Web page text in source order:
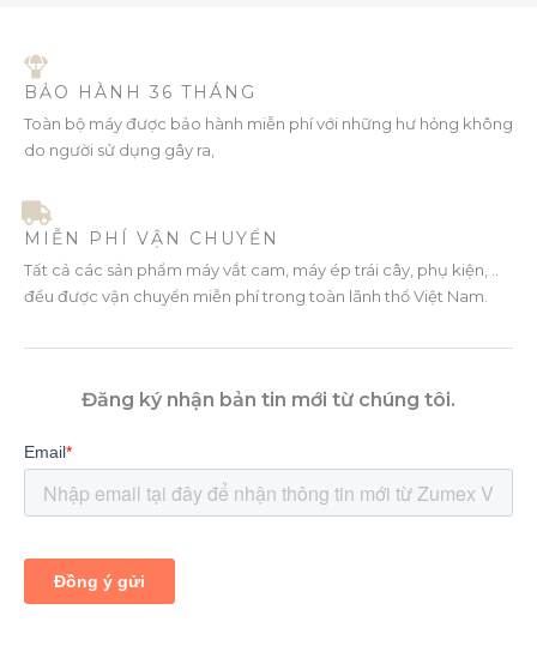
BẢO HÀNH 36 THÁNG
Toàn bộ máy được bảo hành miễn phí với những hư hỏng không
do người sử dụng gây ra,
MIỄN PHÍ VẬN CHUYỂN
Tất cả các sản phẩm máy vắt cam, máy ép trái cây, phụ kiện, ..
đều được vận chuyển miễn phí trong toàn lãnh thổ Việt Nam.
Đăng ký nhận bản tin mới từ chúng tôi.